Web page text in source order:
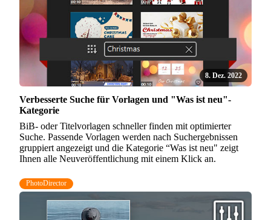
8. Dez. 2022
Verbesserte Suche für Vorlagen und "Was ist neu"-
Kategorie
BiB- oder Titelvorlagen schneller finden mit optimierter
Suche. Passende Vorlagen werden nach Suchergebnissen
gruppiert angezeigt und die Kategorie “Was ist neu" zeigt
Ihnen alle Neuveröffentlichung mit einem Klick an.
PhotoDirector